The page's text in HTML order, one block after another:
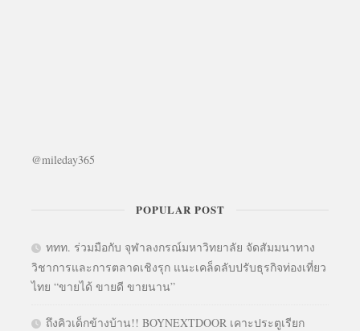
@mileday365
POPULAR POST
ททท. ร่วมมือกับ จุฬาลงกรณ์มหาวิทยาลัย จัดสัมมนาทาง
วิชาการและการตลาดเชิงรุก แนะเคล็ดลับปรับธุรกิจท่องเที่ยว
ไทย “ขายได้ ขายดี ขายนาน”
ถึงคิวเด็กข้างบ้าน!! BOYNEXTDOOR เคาะประตูเรียก